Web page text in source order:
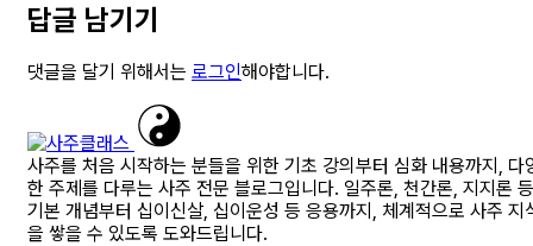
답글 남기기
댓글을 달기 위해서는 로그인해야합니다.
사주를 처음 시작하는 분들을 위한 기초 강의부터 심화 내용까지, 다
한 주제를 다루는 사주 전문 블로그입니다. 일주론, 천간론, 지지론 등
기본 개념부터 십이신살, 십이운성 등 응용까지, 체계적으로 사주 지
을 쌓을 수 있도록 도와드립니다.